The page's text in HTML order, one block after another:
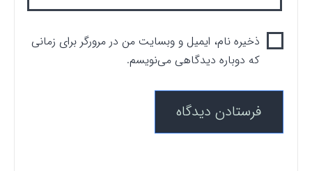
ذخیره نام، ایمیل و وبسایت من در مرورگر برای زمانی
که دوباره دیدگاهی می‌نویسم.